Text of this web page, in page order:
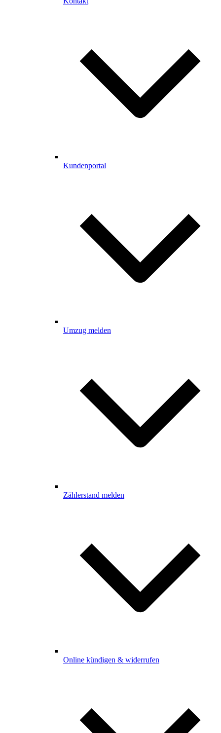
Kundenportal
Umzug melden
Zählerstand melden
Online kündigen & widerrufen